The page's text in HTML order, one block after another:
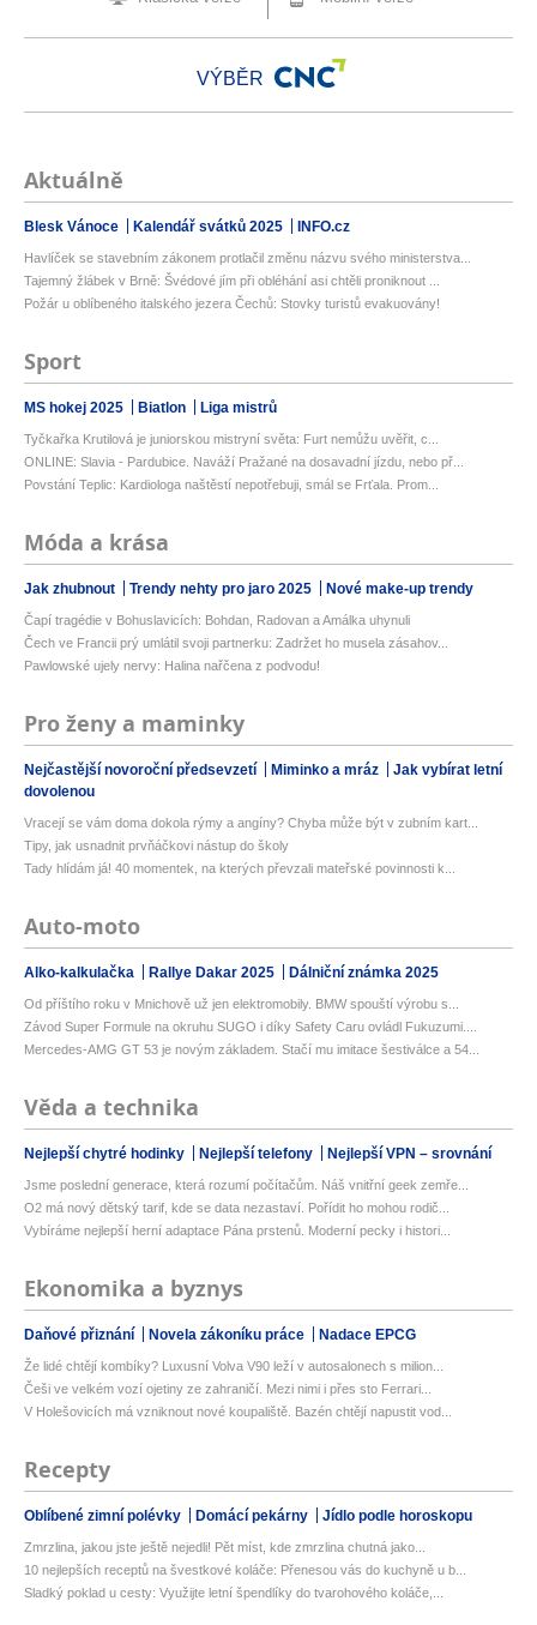
VÝBĚR
Aktuálně
Blesk Vánoce Kalendář svátků 2025 INFO.cz
Havlíček se stavebním zákonem protlačil změnu názvu svého ministerstva...
Tajemný žlábek v Brně: Švédové jím při obléhání asi chtěli proniknout ...
Požár u oblíbeného italského jezera Čechů: Stovky turistů evakuovány!
Sport
MS hokej 2025 Biatlon Liga mistrů
Tyčkařka Krutilová je juniorskou mistryní světa: Furt nemůžu uvěřit, c...
ONLINE: Slavia - Pardubice. Naváží Pražané na dosavadní jízdu, nebo př...
Povstání Teplic: Kardiologa naštěstí nepotřebuji, smál se Frťala. Prom...
Móda a krása
Jak zhubnout Trendy nehty pro jaro 2025 Nové make-up trendy
Čapí tragédie v Bohuslavicích: Bohdan, Radovan a Amálka uhynuli
Čech ve Francii prý umlátil svoji partnerku: Zadržet ho musela zásahov...
Pawlowské ujely nervy: Halina nařčena z podvodu!
Pro ženy a maminky
Nejčastější novoroční předsevzetí Miminko a mráz
Jak vybírat letní
dovolenou
Vracejí se vám doma dokola rýmy a angíny? Chyba může být v zubním kart...
Tipy, jak usnadnit prvňáčkovi nástup do školy
Tady hlídám já! 40 momentek, na kterých převzali mateřské povinnosti k...
Auto-moto
Alko-kalkulačka Rallye Dakar 2025 Dálniční známka 2025
Od příštího roku v Mnichově už jen elektromobily. BMW spouští výrobu s...
Závod Super Formule na okruhu SUGO i díky Safety Caru ovládl Fukuzumi....
Mercedes-AMG GT 53 je novým základem. Stačí mu imitace šestiválce a 54...
Věda a technika
Nejlepší chytré hodinky Nejlepší telefony Nejlepší VPN – srovnání
Jsme poslední generace, která rozumí počítačům. Náš vnitřní geek zemře...
O2 má nový dětský tarif, kde se data nezastaví. Pořídit ho mohou rodič...
Vybíráme nejlepší herní adaptace Pána prstenů. Moderní pecky i histori...
Ekonomika a byznys
Daňové přiznání Novela zákoníku práce Nadace EPCG
Že lidé chtějí kombíky? Luxusní Volva V90 leží v autosalonech s milion...
Češi ve velkém vozí ojetiny ze zahraničí. Mezi nimi i přes sto Ferrari...
V Holešovicích má vzniknout nové koupaliště. Bazén chtějí napustit vod...
Recepty
Oblíbené zimní polévky Domácí pekárny Jídlo podle horoskopu
Zmrzlina, jakou jste ještě nejedli! Pět míst, kde zmrzlina chutná jako...
10 nejlepších receptů na švestkové koláče: Přenesou vás do kuchyně u b...
Sladký poklad u cesty: Využijte letní špendlíky do tvarohového koláče,...